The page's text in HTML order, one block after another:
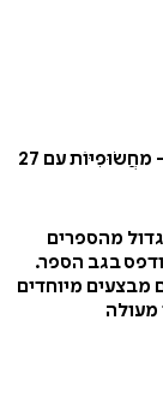
120+ עובדות מטורפות שיפוצצו לכם את המוח - מחֲשׂוּפִיּוֹת עם 27
מהספרים
בגב הספר.
מבצעים מיוחדים
מעולה